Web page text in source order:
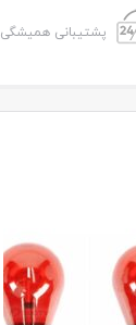
پشتیبانی همیشگی